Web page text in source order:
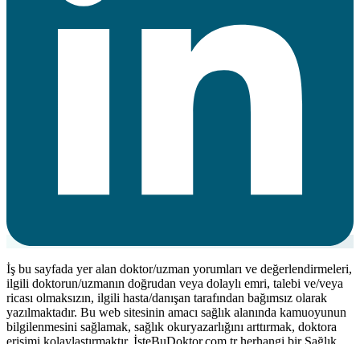
İş bu sayfada yer alan doktor/uzman yorumları ve değerlendirmeleri,
ilgili doktorun/uzmanın doğrudan veya dolaylı emri, talebi ve/veya
ricası olmaksızın, ilgili hasta/danışan tarafından bağımsız olarak
yazılmaktadır. Bu web sitesinin amacı sağlık alanında kamuoyunun
bilgilenmesini sağlamak, sağlık okuryazarlığını arttırmak, doktora